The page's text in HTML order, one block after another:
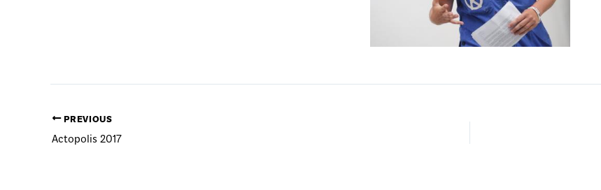
PREVIOUS
Actopolis 2017